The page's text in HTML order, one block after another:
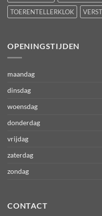
TOERENTELLERKLOK
OPENINGSTIJDEN
maandag
dinsdag
woensdag
donderdag
vrijdag
zaterdag
zondag
CONTACT